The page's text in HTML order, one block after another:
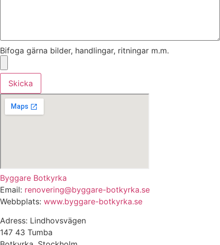
Bifoga gärna bilder, handlingar, ritningar m.m.
Skicka
Byggare Botkyrka
Email: renovering@byggare-botkyrka.se
Webbplats: www.byggare-botkyrka.se
Adress: Lindhovsvägen
147 43 Tumba